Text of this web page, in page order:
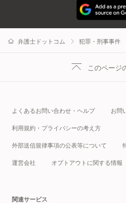
弁護士ドットコム 犯罪・刑事事件
このページ
よくあるお問い合わせ・ヘルプ お問
利用規約・プライバシーの考え方
外部送信規律事項の公表等について
運営会社 オプトアウトに関する情報
関連サービス